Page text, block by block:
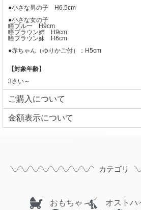
●小さな男の子 H6.5cm
●小さな女の子
瞳ブルー H9cm
瞳ブラウン姉 H9cm
瞳ブラウン妹 H6cm
●赤ちゃん（ゆりかご付）：H5cm
【対象年齢】
3さい～
ご購入について
⾦額表⽰について
カテゴリ
おもちゃ オストハ